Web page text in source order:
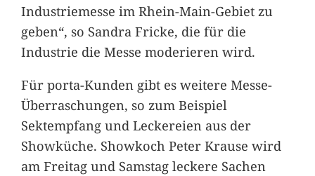
Industriemesse im Rhein-Main-Gebiet zu
geben“, so Sandra Fricke, die für die
Industrie die Messe moderieren wird.
Für porta-Kunden gibt es weitere Messe-
Überraschungen, so zum Beispiel
Sektempfang und Leckereien aus der
Showküche. Showkoch Peter Krause wird
am Freitag und Samstag leckere Sachen